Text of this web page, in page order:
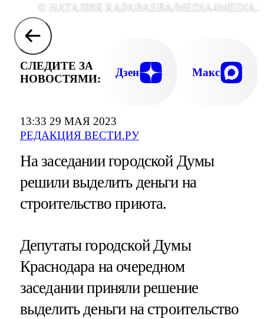
13:33 29 МАЯ 2023
РЕДАКЦИЯ ВЕСТИ.РУ
© НАТАЛИЯ КАРАВАЕВА/
СЛЕДИТЕ ЗА
НОВОСТЯМИ:
Дзен Макс
На заседании городской Думы
решили выделить деньги на
строительство приюта.
Депутаты городской Думы
Краснодара на очередном
заседании приняли решение
выделить деньги на строительство